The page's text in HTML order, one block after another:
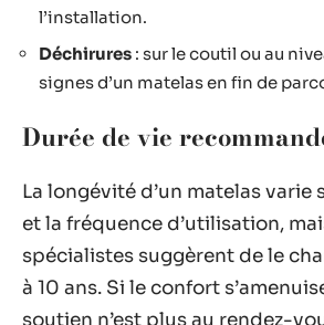
l’installation.
Déchirures : sur le coutil ou au
signes d’un matelas en fin de
Durée de vie
La longévité d’un matelas varie
et la fréquence d’utilisation,
spécialistes suggèrent de le
à 10 ans. Si le confort
soutien n’est plus au rendez-